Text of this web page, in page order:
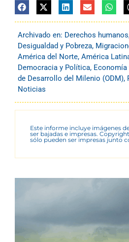
Archivado en: Derechos humanos
Desigualdad y Pobreza,
América del Norte, América
Democracia y Política,
de Desarrollo del Milenio (ODM),
Noticias
Este informe incluye imágenes
ser bajadas e impresas.
sólo pueden ser impresas junto